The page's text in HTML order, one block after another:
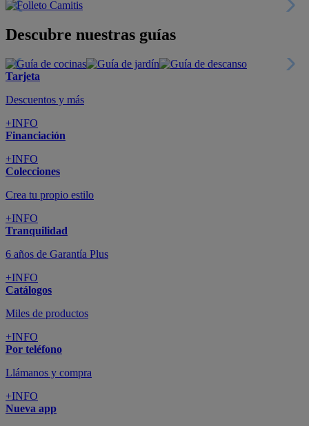
Descubre nuestras guías
Tarjeta
Descuentos y más
+INFO
Financiación
+INFO
Colecciones
Crea tu propio estilo
+INFO
Tranquilidad
6 años de Garantía Plus
+INFO
Catálogos
Miles de productos
+INFO
Por teléfono
Llámanos y compra
+INFO
Nueva app